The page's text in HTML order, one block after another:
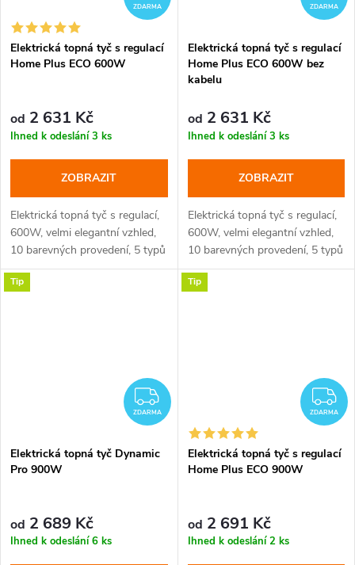
ZDARMA
Elektrická topná tyč s regulací
Home Plus ECO 600W
od 2 631 Kč
Ihned k odeslání3 ks
ZOBRAZIT
Elektrická topná tyč s regulací,
600W, velmi elegantní vzhled,
10 barevných provedení, 5 typů
krytek
ZDARMA
Elektrická topná tyč s regulací
Home Plus ECO 600W bez
kabelu
od 2 631 Kč
Ihned k odeslání3 ks
ZOBRAZIT
Elektrická topná tyč s regulací,
600W, velmi elegantní vzhled,
10 barevných provedení, 5 typů
krytek
Tip
ZDARMA
ZDARMA
Elektrická topná tyč Dynamic
Pro 900W
od 2 689 Kč
Ihned k odeslání6 ks
Tip
ZDARMA
Elektrická topná tyč s regulací
Home Plus ECO 900W
od 2 691 Kč
Ihned k odeslání2 ks